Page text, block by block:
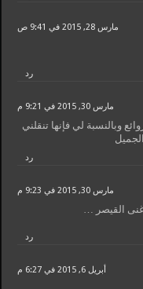
مارس 28, 2015 في 9:41 ص
رد
مارس 30, 2015 في 9:21 م
وبالنسبة لي فإنها تنقلني
رد
مارس 30, 2015 في 9:23 م
القيصر …
رد
أبريل 6, 2015 في 6:27 م